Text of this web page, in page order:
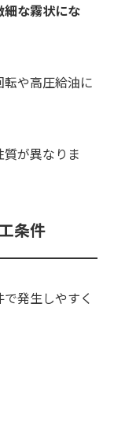
な霧状にな
や高圧給油に
が異なりま
条件
発生しやすく